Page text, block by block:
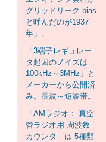
グリッドリーク bias
と呼んだのが1937
年」。
「3端子レギュレー
タ起因のノイズは
100kHz～3MHz」と
メーカーから公開済
み。長波～短波帯。
「AMラジオ： 真空
管ラジオ用 周波数
カウンタ は 5種類